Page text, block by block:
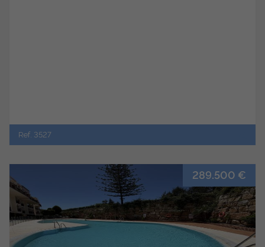
Ref. 3527
289.500 €